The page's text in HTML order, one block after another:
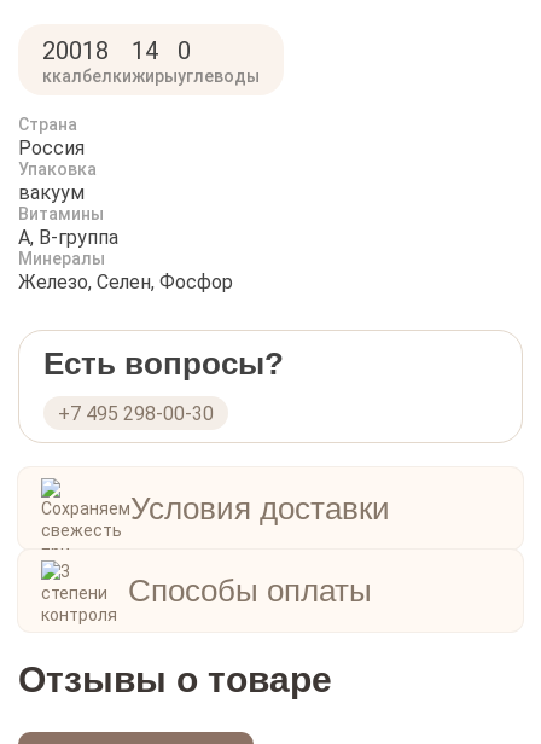
200
ккал
18
белки
14
жиры
0
углеводы
Страна
Россия
Упаковка
вакуум
Витамины
A, B-группа
Минералы
Железо, Селен, Фосфор
Есть вопросы?
+7 495 298-00-30
Условия доставки
Способы оплаты
Отзывы о товаре